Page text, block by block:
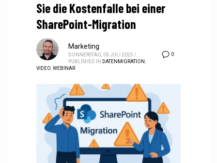
Sie die Kostenfalle bei einer
SharePoint-Migration
0
Marketing
DONNERSTAG, 03 JULI 2025 /
PUBLISHED IN DATENMIGRATION
VIDEO WEBINAR